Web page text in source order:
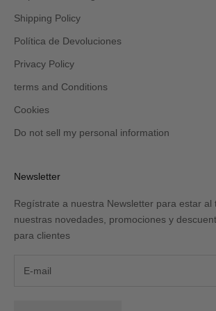
Shipping Policy
Política de Devoluciones
Privacy Policy
terms and Conditions
Cookies
Do not sell my personal information
Newsletter
Regístrate a nuestra Newsletter para estar al
nuestras novedades, promociones y
para clientes